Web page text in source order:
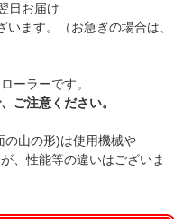
日お届け
ます。（お急ぎの場合は、
ーラーです。
ご注意ください。
山の形)は使用機械や
、性能等の違いはございま